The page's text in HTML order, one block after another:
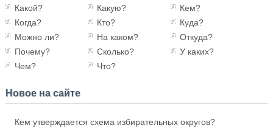
Какой?
Какую?
Кем?
Когда?
Кто?
Куда?
Можно ли?
На каком?
Откуда?
Почему?
Сколько?
У каких?
Чем?
Что?
Новое на сайте
Кем утверждается схема избирательных округов?